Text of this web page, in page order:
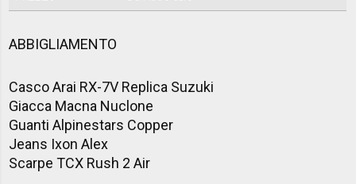
ABBIGLIAMENTO
Casco Arai RX-7V Replica Suzuki
Giacca Macna Nuclone
Guanti Alpinestars Copper
Jeans Ixon Alex
Scarpe TCX Rush 2 Air